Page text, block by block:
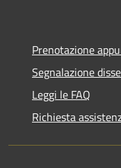
Prenotazione
Segnalazione
Leggi le FAQ
Richiesta